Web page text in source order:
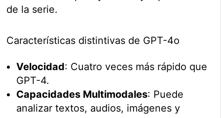
de la serie.
Características distintivas de GPT-4o
Velocidad: Cuatro veces más rápido que
GPT-4.
Capacidades Multimodales: Puede
analizar textos, audios, imágenes y